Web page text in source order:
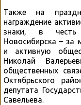
Также на
награждение
знаки, в честь
Новосибирска – за
и активную
Николай
общественных
Октябрьского
депутата
Савельева.